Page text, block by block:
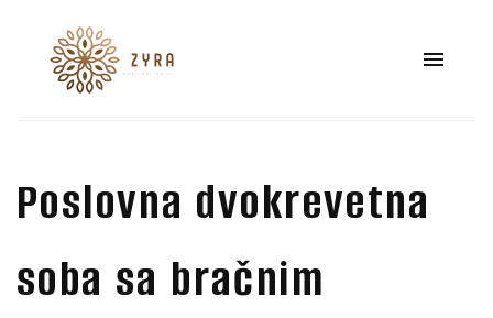
Poslovna dvokrevetna
soba sa bračnim